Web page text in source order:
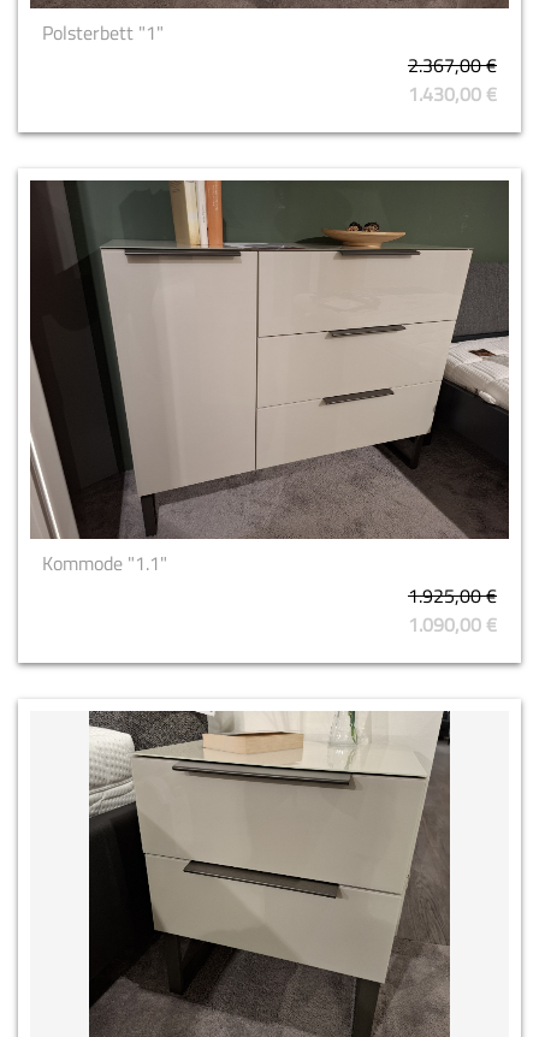
Polsterbett "1"
2.367,00 €
1.430,00 €
Kommode "1.1"
1.925,00 €
1.090,00 €